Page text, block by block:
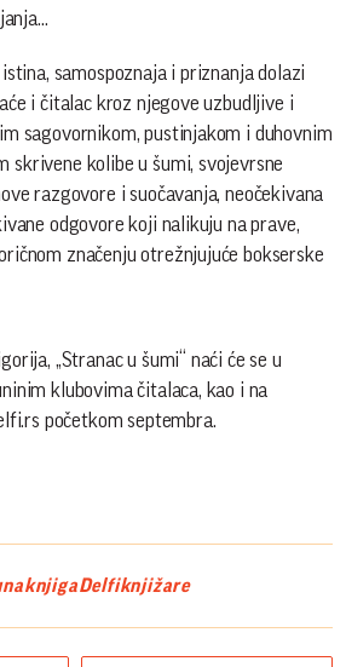
samospoznaja i priznanja dolazi
i čitalac kroz njegove uzbudljive i
sagovornikom, pustinjakom i duhovnim
skrivene kolibe u šumi, svojevrsne
razgovore i suočavanja, neočekivana
odgovore koji nalikuju na prave,
značenju otrežnjujuće bokserske
„Stranac u šumi“ naći će se u
klubovima čitalaca, kao i na
početkom septembra.
knjigaDelfiknjižare